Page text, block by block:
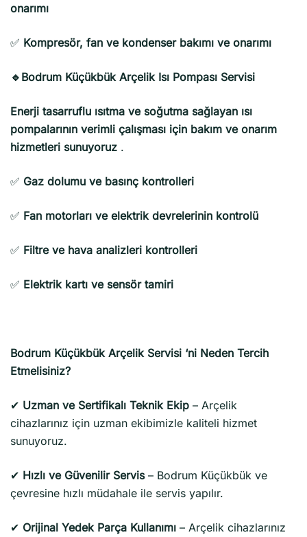
onarımı
✅ Kompresör, fan ve kondenser bakımı ve onarımı
🔹Bodrum Küçükbük Arçelik Isı Pompası Servisi
Enerji tasarruflu ısıtma ve soğutma sağlayan ısı
pompalarının verimli çalışması için bakım ve onarım
hizmetleri sunuyoruz .
✅ Gaz dolumu ve basınç kontrolleri
✅ Fan motorları ve elektrik devrelerinin kontrolü
✅ Filtre ve hava analizleri kontrolleri
✅ Elektrik kartı ve sensör tamiri
Bodrum Küçükbük Arçelik Servisi ‘ni Neden Tercih
Etmelisiniz?
✔ Uzman ve Sertifikalı Teknik Ekip – Arçelik
cihazlarınız için uzman ekibimizle kaliteli hizmet
sunuyoruz.
✔ Hızlı ve Güvenilir Servis– Bodrum Küçükbük ve
çevresine hızlı müdahale ile servis yapılır.
✔ Orijinal Yedek Parça Kullanımı – Arçelik cihazlarınız